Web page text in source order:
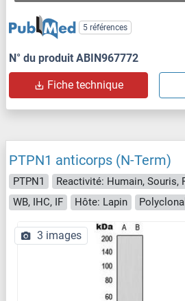
5 références
N° du produit ABIN967772
Fiche technique
PTPN1 anticorps (N-Term)
PTPN1
WB, IHC, IF
Hôte: Lapin Polyclonal
3 images